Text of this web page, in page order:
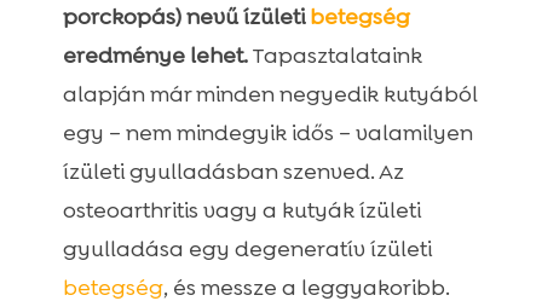
porckopás) nevű ízületibetegség
eredménye lehet.Tapasztalataink
alapján már minden negyedik kutyából
egy – nem mindegyik idős – valamilyen
ízületi gyulladásban szenved. Az
osteoarthritis vagy a kutyák ízületi
gyulladása egy degeneratív ízületi
betegség, és messze a leggyakoribb.